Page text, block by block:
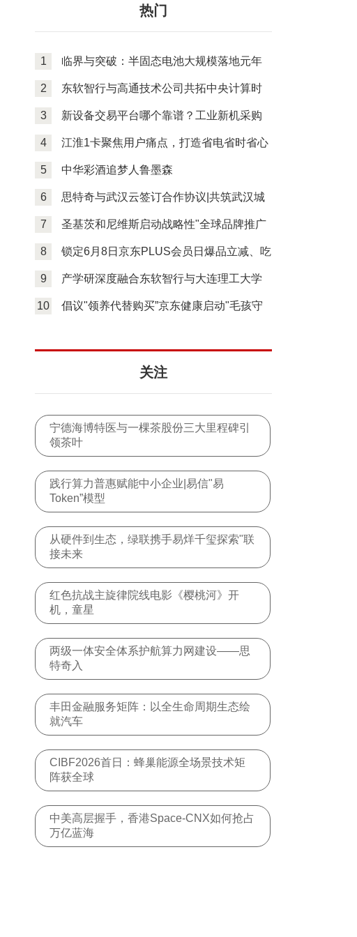
热门
1
临界与突破：半固态电池大规模落地元年
2
东软智行与高通技术公司共拓中央计算时
3
新设备交易平台哪个靠谱？工业新机采购
4
江淮1卡聚焦用户痛点，打造省电省时省心
5
中华彩酒追梦人鲁墨森
6
思特奇与武汉云签订合作协议|共筑武汉城
7
圣基茨和尼维斯启动战略性"全球品牌推广
8
锁定6月8日京东PLUS会员日爆品立减、吃
9
产学研深度融合东软智行与大连理工大学
10
倡议"领养代替购买”京东健康启动"毛孩守
关注
宁德海博特医与一棵茶股份三大里程碑引
领茶叶
践行算力普惠赋能中小企业|易信"易
Token”模型
从硬件到生态，绿联携手易烊千玺探索"联
接未来
红色抗战主旋律院线电影《樱桃河》开
机，童星
两级一体安全体系护航算力网建设——思
特奇入
丰田金融服务矩阵：以全生命周期生态绘
就汽车
CIBF2026首日：蜂巢能源全场景技术矩
阵获全球
中美高层握手，香港Space-CNX如何抢占
万亿蓝海